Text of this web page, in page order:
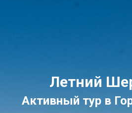
Летний
Активный тур в